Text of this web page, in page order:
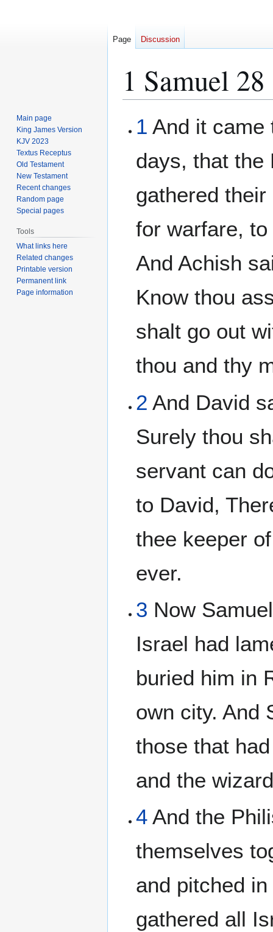
1 Samuel 28
toto
1 And it came
days, that the
gathered
for warfare,
And Achish
Know thou
shalt go out
thou and thy
2 And David
Surely thou
servant can
to David,
thee keeper
ever.
3 Now
Israel had
buried him in
own city. And
those that
and the
4 And the
themselves
and pitched
gathered all
Page Discussion
Main page
King James Version
KJV 2023
Textus Receptus
Old Testament
New Testament
Recent changes
Random page
Special pages
Tools
What links here
Related changes
Printable version
Permanent link
Page information